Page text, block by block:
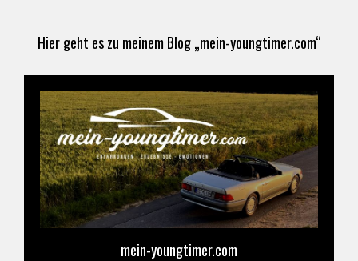
Hier geht es zu meinem Blog „mein-youngtimer.com“
mein-youngtimer.com